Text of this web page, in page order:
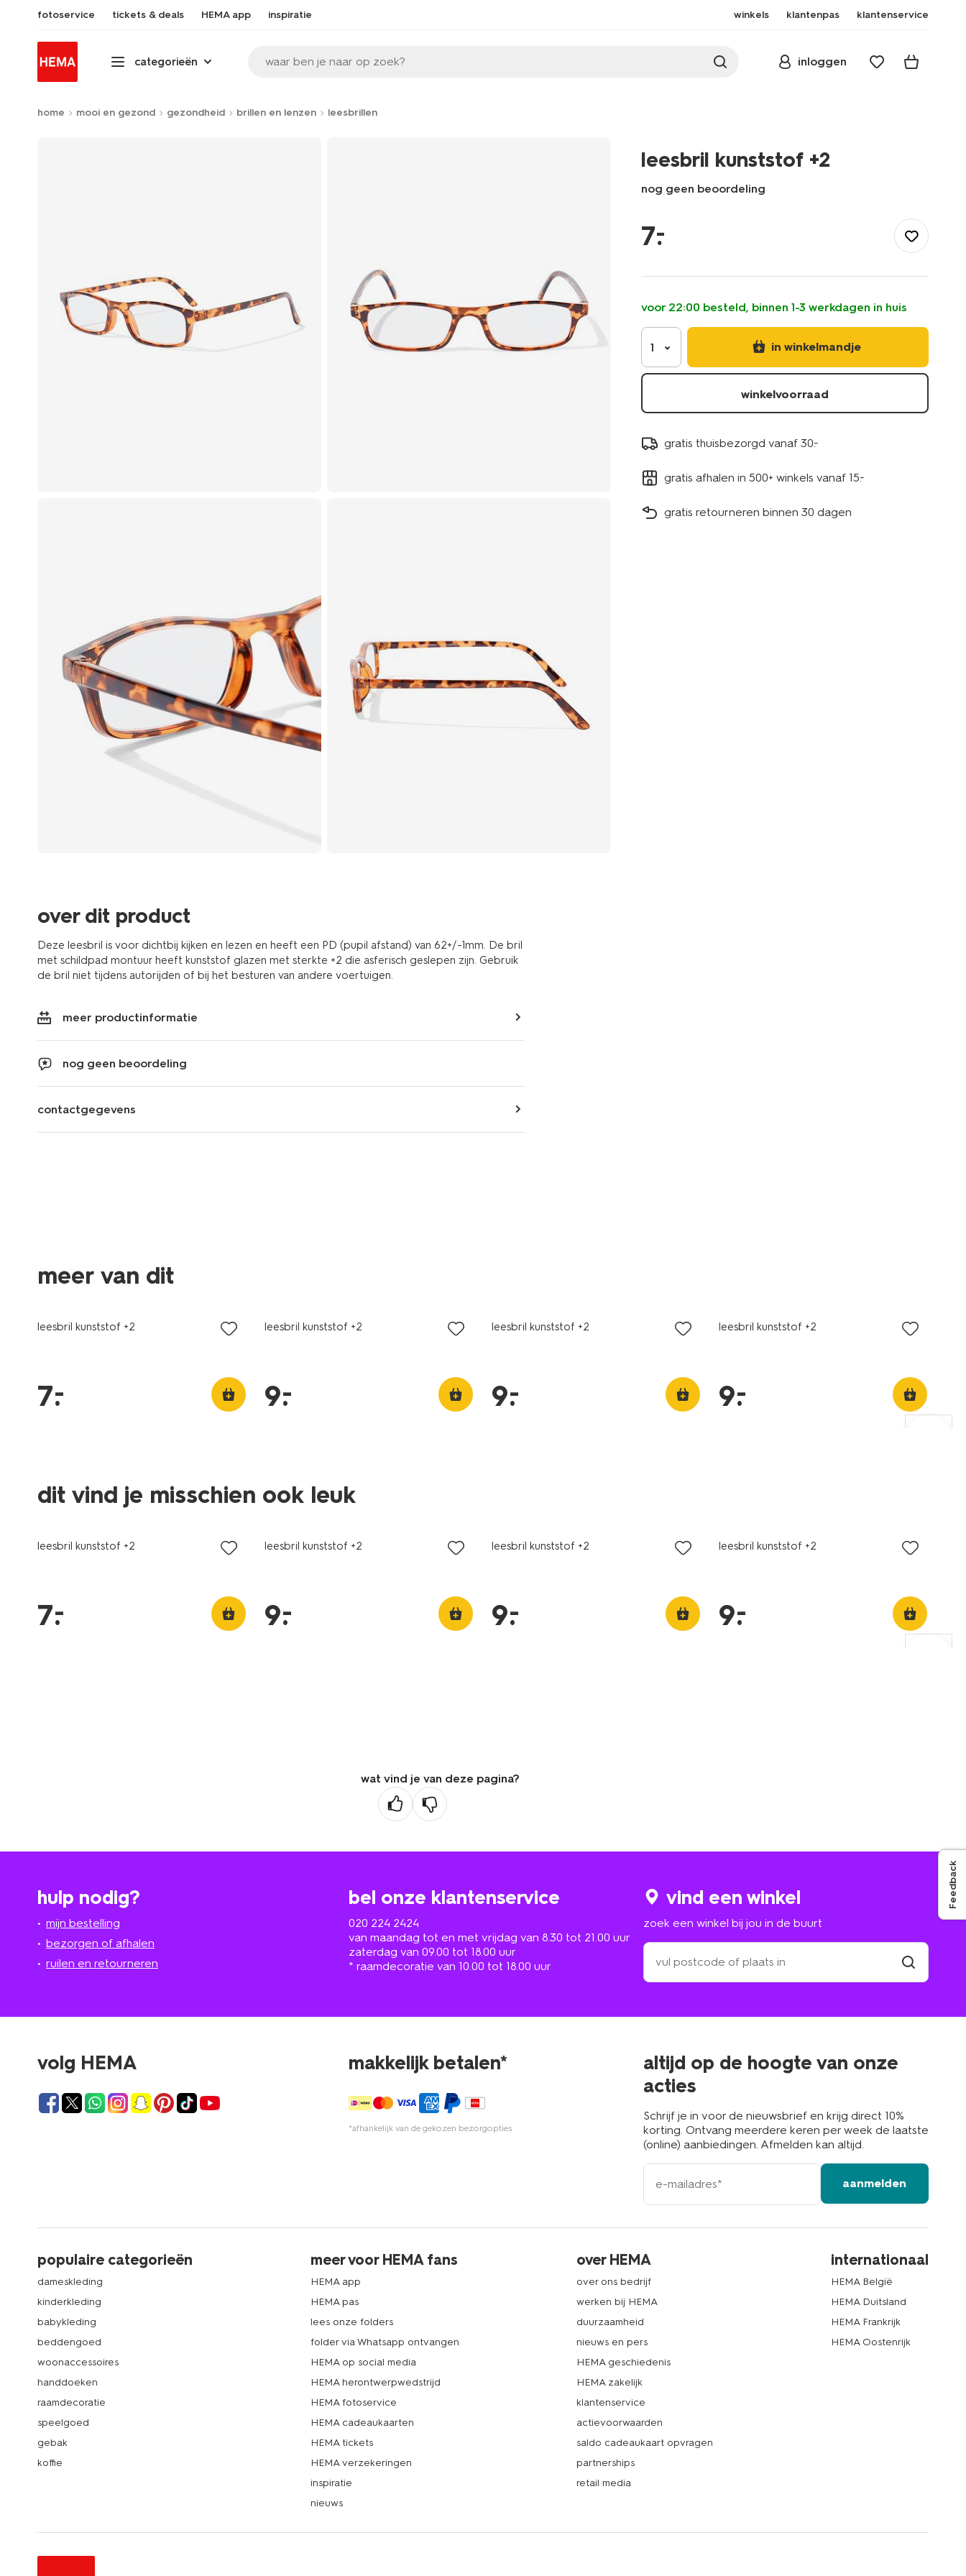
fotoservice tickets & deals HEMA app inspiratie winkels klantenpas klantenservice
categorieën waar ben je naar op zoek? inloggen
home mooi en gezond gezondheid brillen en lenzen leesbrillen
over dit product
Deze leesbril is voor dichtbij kijken en lezen en heeft een PD (pupil afstand) van 62+/-1mm. De bril
met schildpad montuur heeft kunststof glazen met sterkte +2 die asferisch geslepen zijn. Gebruik
de bril niet tijdens autorijden of bij het besturen van andere voertuigen.
meer productinformatie
nog geen beoordeling
contactgegevens
leesbril kunststof +2
nog geen beoordeling
lenzen/leesbrillen/leesbril-
7.
–
voor 22:00 besteld, binnen 1-3 werkdagen in huis
1 in winkelmandje
winkelvoorraad
gratis thuisbezorgd vanaf 30.-
gratis afhalen in 500+ winkels vanaf 15.-
gratis retourneren binnen 30 dagen
meer van dit
leesbril kunststof +2
7.
–
leesbril kunststof +2
9.
–
leesbril kunststof +2
9.
–
leesbril kunststof +2
9.
–
dit vind je misschien ook leuk
leesbril kunststof +2
7.
–
leesbril kunststof +2
9.
–
leesbril kunststof +2
9.
–
leesbril kunststof +2
9.
–
wat vind je van deze pagina?
hulp nodig?
mijn bestelling
bezorgen of afhalen
ruilen en retourneren
bel onze klantenservice
020 224 2424
van maandag tot en met vrijdag van 8.30 tot 21.00 uur
zaterdag van 09.00 tot 18.00 uur
* raamdecoratie van 10.00 tot 18.00 uur
vind een winkel
zoek een winkel bij jou in de buurt
zoek
een
winkel
in
volg HEMA makkelijk betalen*
*afhankelijk van de gekozen bezorgopties
altijd op de hoogte van onze
acties
Schrijf je in voor de nieuwsbrief en krijg direct 10%
korting. Ontvang meerdere keren per week de laatste
(online) aanbiedingen. Afmelden kan altijd.
e-
mailadres
aanmelden
populaire categorieën
dameskleding
kinderkleding
babykleding
beddengoed
woonaccessoires
handdoeken
raamdecoratie
speelgoed
gebak
koffie
meer voor HEMA fans
HEMA app
HEMA pas
lees onze folders
folder via Whatsapp ontvangen
HEMA op social media
HEMA herontwerpwedstrijd
HEMA fotoservice
HEMA cadeaukaarten
HEMA tickets
HEMA verzekeringen
inspiratie
nieuws
over HEMA
over ons bedrijf
werken bij HEMA
duurzaamheid
nieuws en pers
HEMA geschiedenis
HEMA zakelijk
klantenservice
actievoorwaarden
saldo cadeaukaart opvragen
partnerships
retail media
internationaal
HEMA België
HEMA Duitsland
HEMA Frankrijk
HEMA Oostenrijk
Feedback